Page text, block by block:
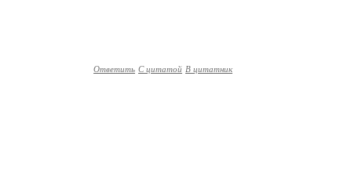
Ответить С цитатой В цитатник